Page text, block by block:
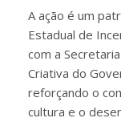
A ação é um
Estadual de
com a
Criativa do
reforçando o
cultura e o